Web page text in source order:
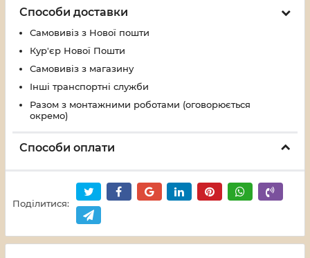
Способи доставки
Самовивіз з Нової пошти
Кур'єр Нової Пошти
Самовивіз з магазину
Інші транспортні служби
Разом з монтажними роботами (оговорюється
окремо)
Способи оплати
Поділитися: